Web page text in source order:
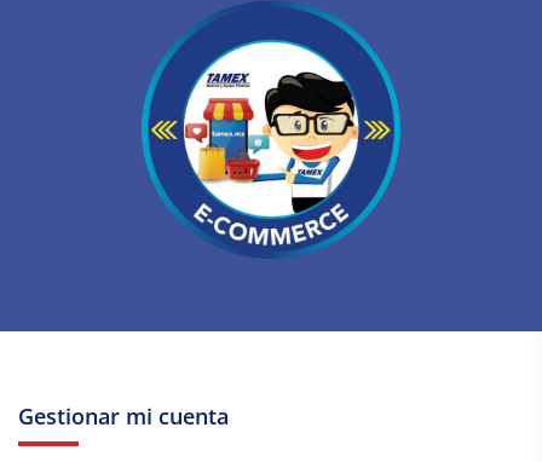
Gestionar mi cuenta